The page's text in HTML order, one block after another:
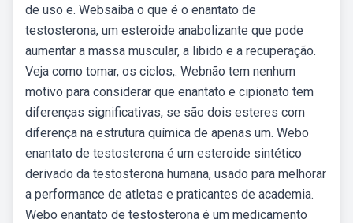
de uso e. Websaiba o que é o enantato de
testosterona, um esteroide anabolizante que pode
aumentar a massa muscular, a libido e a recuperação.
Veja como tomar, os ciclos,. Webnão tem nenhum
motivo para considerar que enantato e cipionato tem
diferenças significativas, se são dois esteres com
diferença na estrutura química de apenas um. Webo
enantato de testosterona é um esteroide sintético
derivado da testosterona humana, usado para melhorar
a performance de atletas e praticantes de academia.
Webo enantato de testosterona é um medicamento